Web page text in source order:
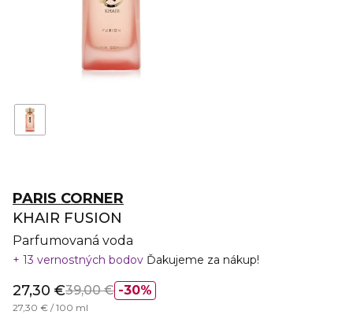
PARIS CORNER
KHAIR FUSION
Parfumovaná voda
13 vernostných bodov Ďakujeme za nákup!
30%
27,30 €39,00 €
27,30 € / 100 ml